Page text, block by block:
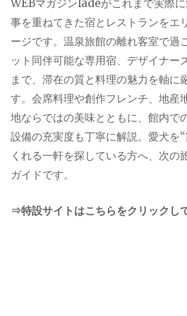
WEBマガジンladeがこれまで実際
事を重ねてきた宿とレストランをエ
ージです。温泉旅館の離れ客室で過
ット同伴可能な専用宿、デザイナー
まで、滞在の質と料理の魅力を軸に
す。会席料理や創作フレンチ、地産
地ならではの美味とともに、館内で
設備の充実度も丁寧に解説。愛犬を
くれる一軒を探している方へ、次の
ガイドです。
⇒特設サイトはこちらをクリックし